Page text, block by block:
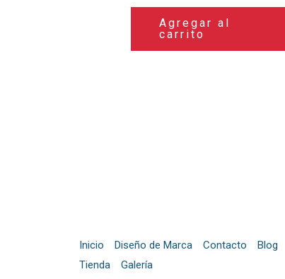
Agregar al
carrito
Inicio Diseño de Marca Contacto
Blog
Tienda
Galería